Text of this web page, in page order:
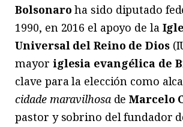
Bolsonaro ha sido diputado
1990, en 2016 el apoyo de la
Universal del Reino de Dios
mayor iglesia evangélica de
clave para la elección como
cidade maravilhosadeMarcelo
pastor y sobrino del fundador